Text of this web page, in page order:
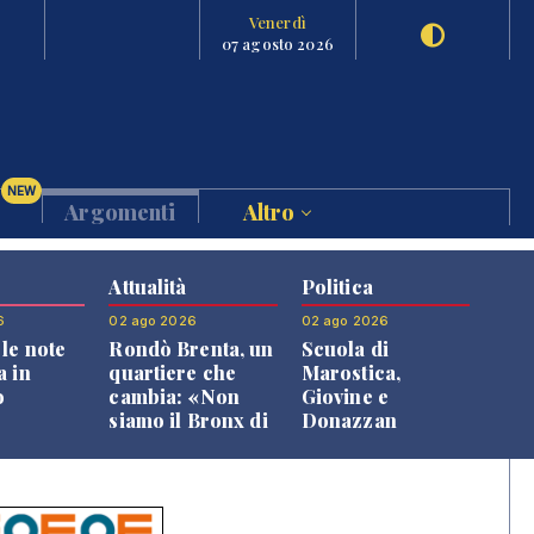
Venerdì
07 agosto 2026
NEW
Argomenti Altro
note
in
Attualità
02 ago 2026
Rondò Brenta, un
quartiere che
cambia: «Non
siamo il Bronx di
Politica
02 ago 2026
Scuola di
Marostica,
Giovine e
Donazzan